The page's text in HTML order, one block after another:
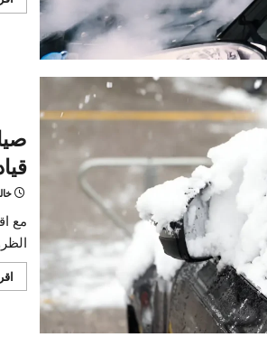
تنظيف
أساسي
مع
الظروف